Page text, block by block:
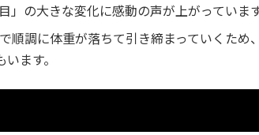
の大きな変化に感動の声が上がっています
順調に体重が落ちて引き締まっていくため
ます。